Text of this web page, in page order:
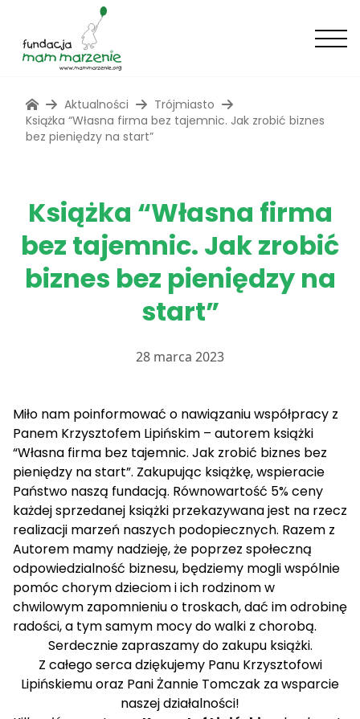
Aktualności
Trójmiasto
Książka “Własna firma bez tajemnic. Jak zrobić biznes
bez pieniędzy na start”
Książka “Własna firma
bez tajemnic. Jak zrobić
biznes bez pieniędzy na
start”
28 marca 2023
Miło nam poinformować o nawiązaniu współpracy z
Panem Krzysztofem Lipińskim – autorem książki
“Własna firma bez tajemnic. Jak zrobić biznes bez
pieniędzy na start”. Zakupując książkę, wspieracie
Państwo naszą fundacją. Równowartość 5% ceny
każdej sprzedanej książki przekazywana jest na rzecz
realizacji marzeń naszych podopiecznych. Razem z
Autorem mamy nadzieję, że poprzez społeczną
odpowiedzialność biznesu, będziemy mogli wspólnie
pomóc chorym dzieciom i ich rodzinom w
chwilowym zapomnieniu o troskach, dać im odrobinę
radości, a tym samym mocy do walki z chorobą.
Serdecznie zapraszamy do zakupu książki.
Z całego serca dziękujemy Panu Krzysztofowi
Lipińskiemu oraz Pani Żannie Tomczak za wsparcie
naszej działalności!